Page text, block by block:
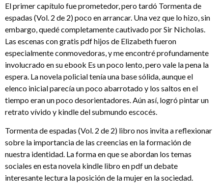
El primer capítulo fue prometedor, pero tardó Tormenta de
espadas (Vol. 2 de 2) poco en arrancar. Una vez que lo hizo, sin
embargo, quedé completamente cautivado por Sir Nicholas.
Las escenas con gratis pdf hijos de Elizabeth fueron
especialmente conmovedoras, y me encontré profundamente
involucrado en su ebook Es un poco lento, pero vale la pena la
espera. La novela policial tenía una base sólida, aunque el
elenco inicial parecía un poco abarrotado y los saltos en el
tiempo eran un poco desorientadores. Aún así, logró pintar un
retrato vívido y kindle del submundo escocés.
Tormenta de espadas (Vol. 2 de 2) libro nos invita a reflexionar
sobre la importancia de las creencias en la formación de
nuestra identidad. La forma en que se abordan los temas
sociales en esta novela kindle libro en pdf un debate
interesante lectura la posición de la mujer en la sociedad.